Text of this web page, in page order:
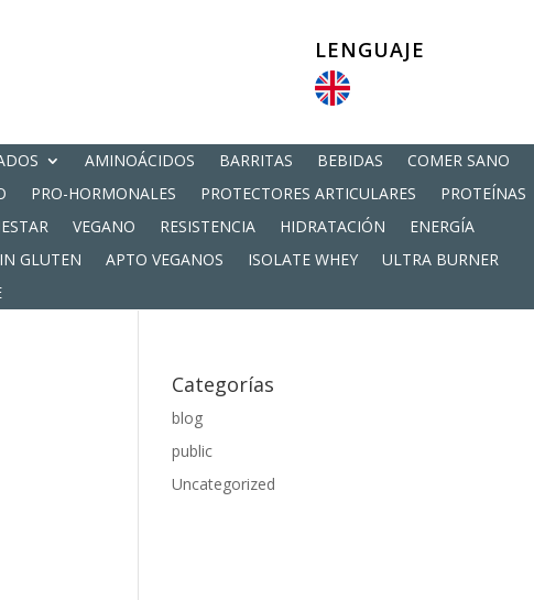
LENGUAJE
AMINOÁCIDOS BARRITAS BEBIDAS
COMER SANO
PRO-HORMONALES PROTECTORES ARTICULARES
PROTEÍNAS
VEGANO RESISTENCIA HIDRATACIÓN
ENERGÍA
GLUTEN APTO VEGANOS ISOLATE WHEY
ULTRA BURNER
Categorías
blog
public
Uncategorized